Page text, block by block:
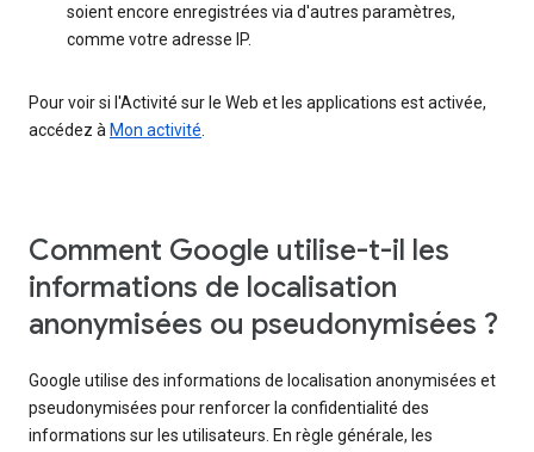
soient encore enregistrées via d'autres paramètres,
comme votre adresse IP.
Pour voir si l'Activité sur le Web et les applications est activée,
accédez à Mon activité.
Comment Google utilise-t-il les
informations de localisation
anonymisées ou pseudonymisées ?
Google utilise des informations de localisation anonymisées et
pseudonymisées pour renforcer la confidentialité des
informations sur les utilisateurs. En règle générale, les